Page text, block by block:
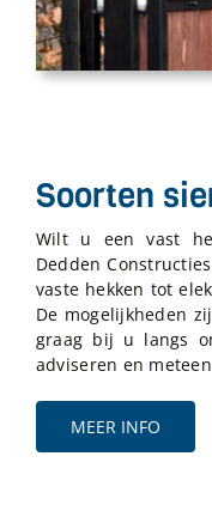
Soorten
Wilt u een vast
Dedden
vaste hekken tot
De mogelijkheden
graag bij u langs
adviseren en
MEER INFO